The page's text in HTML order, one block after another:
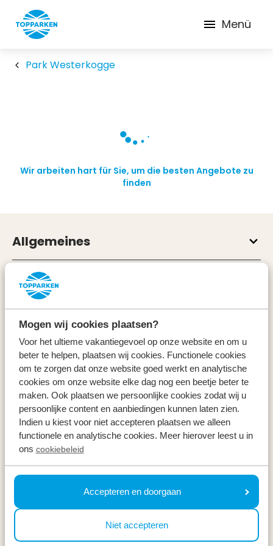
Mogen wij cookies plaatsen?
Voor het ultieme vakantiegevoel op onze website en om u
beter te helpen, plaatsen wij cookies. Functionele cookies
om te zorgen dat onze website goed werkt en analytische
cookies om onze website elke dag nog een beetje beter te
maken. Ook plaatsen we persoonlijke cookies zodat wij u
persoonlijke content en aanbiedingen kunnen laten zien.
Indien u kiest voor niet accepteren plaatsen we alleen
functionele en analytische cookies. Meer hierover leest u in
ons cookiebeleid
Accepteren en doorgaan
Niet accepteren
Menü
Park Westerkogge
Wir arbeiten hart für Sie, um die besten Angebote zu
finden
Allgemeines
Service & Kontakt
Arten
Specials
Urlaub
Im Urlaub
Newsletter
Erhalte, genau wie 100.000 andere, Inspirationen für
die schönsten Regionen, die besten
Wochenendausflüge und die besten Preise ⤵
Ihre E-Mail Adresse *